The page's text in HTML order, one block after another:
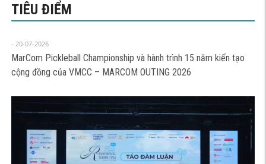
TIÊU ĐIỂM
- 20-07-2026
MarCom Pickleball Championship và hành trình 15 năm kiến tạo
cộng đồng của VMCC – MARCOM OUTING 2026